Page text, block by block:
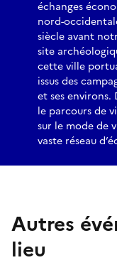
échanges
nord-
siècle avant
site
cette ville
issus des
et ses environs.
le parcours de
sur le mode de
vaste réseau
Autres
lieu